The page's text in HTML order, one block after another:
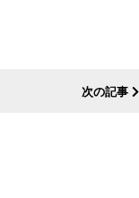
次の記事